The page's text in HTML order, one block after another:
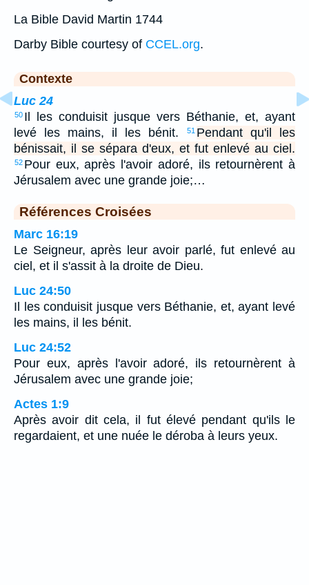
La Bible David Martin 1744
Darby Bible courtesy of CCEL.org.
Contexte
Luc 24
50 Il les conduisit jusque vers Béthanie, et, ayant
levé les mains, il les bénit.
51 Pendant qu'il les
bénissait, il se sépara d'eux, et fut enlevé au ciel.
52 Pour eux, après l'avoir adoré, ils retournèrent à
Jérusalem avec une grande joie;…
Références Croisées
Marc 16:19
Le Seigneur, après leur avoir parlé, fut enlevé au
ciel, et il s'assit à la droite de Dieu.
Luc 24:50
Il les conduisit jusque vers Béthanie, et, ayant levé
les mains, il les bénit.
Luc 24:52
Pour eux, après l'avoir adoré, ils retournèrent à
Jérusalem avec une grande joie;
Actes 1:9
Après avoir dit cela, il fut élevé pendant qu'ils le
regardaient, et une nuée le déroba à leurs yeux.